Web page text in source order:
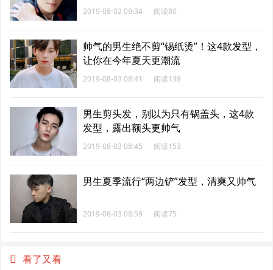
2019-08-02 09:34 阅读80
帅气的男生绝不剪“锡纸烫”！这4款发型，
让你在今年夏天更潮流
2019-08-03 08:41 阅读138
男生剪头发，别以为只有锅盖头，这4款
发型，露出额头更帅气
2019-08-03 08:45 阅读153
男生夏季流行“两边铲”发型，清爽又帅气
2019-08-03 08:59 阅读75
看了又看